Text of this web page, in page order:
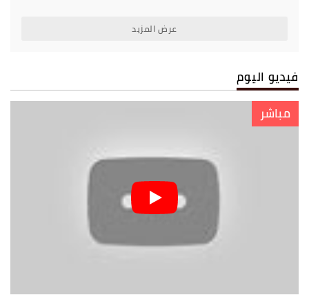
عرض المزيد
فيديو اليوم
مباشر